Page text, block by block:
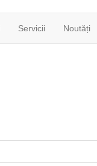
Servicii Noutăți